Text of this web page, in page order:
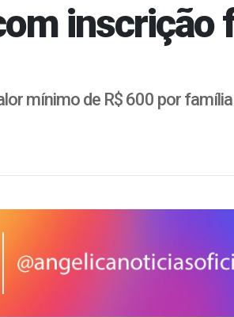
inscrição
mínimo de R$ 600 por família